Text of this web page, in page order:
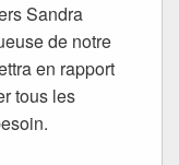
Sandra
de notre
en rapport
tous les